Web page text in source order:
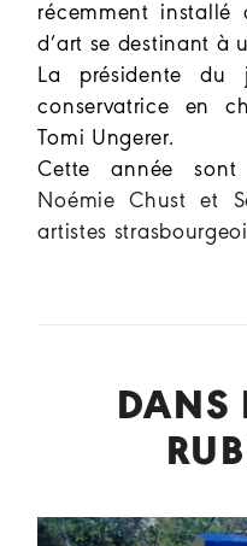
récemment
d’art se destinant à
La présidente du
conservatrice en
Tomi Ungerer.
Cette année sont
Noémie Chust et
artistes
DANS